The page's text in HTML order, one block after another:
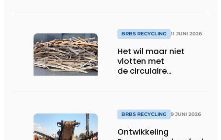
BRBS RECYCLING 11 JUNI 2026
Het wil maar niet
vlotten met
de circulaire
BRBS RECYCLING 9 JUNI 2026
Ontwikkeling